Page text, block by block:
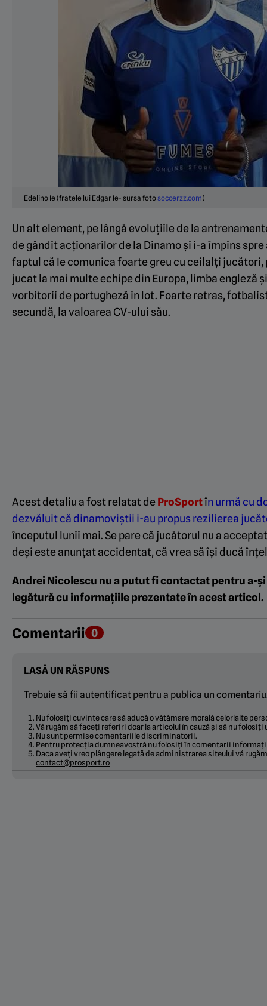
Edelino Ie (fratele lui Edgar Ie- sursa fotosoccerzz.com)
Un alt element, pe lângă evoluțiile de la
de gândit acționarilor de la Dinamo și i-a împins
faptul că Ie comunica foarte greu cu ceilalți jucători,
jucat la mai multe echipe din Europa, limba engleză
vorbitorii de portugheză in lot. Foarte retras,
secundă, la valoarea CV-ului său.
Acest detaliu a fost relatat deProSportîn urmă cu
dezvăluit că dinamoviștii i-au propus rezilierea
începutul lunii mai. Se pare că jucătorul nu a
deși este anunțat accidentat, că vrea să își ducă
Andrei Nicolescu nu a putut fi contactat pentru a-
legătură cu informațiile prezentate în acest articol.
Comentarii 0
LASĂ UN RĂSPUNS
Trebuie să fii autentificat pentru a publica un
Nu folosiți cuvinte care să aducă o vătămare morală celorlalte
Vă rugăm să faceți referiri doar la articolul în cauză și să nu
Nu sunt permise comentariile discriminatorii.
Pentru protecția dumneavostră nu folosiți în comentarii
Daca aveți vreo plângere legată de administrarea siteului vă
contact@prosport.ro